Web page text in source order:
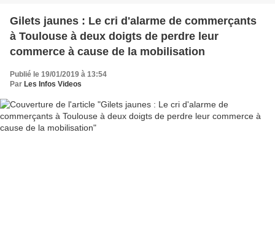
Gilets jaunes : Le cri d'alarme de commerçants
à Toulouse à deux doigts de perdre leur
commerce à cause de la mobilisation
Publié le 19/01/2019 à 13:54
Par Les Infos Videos